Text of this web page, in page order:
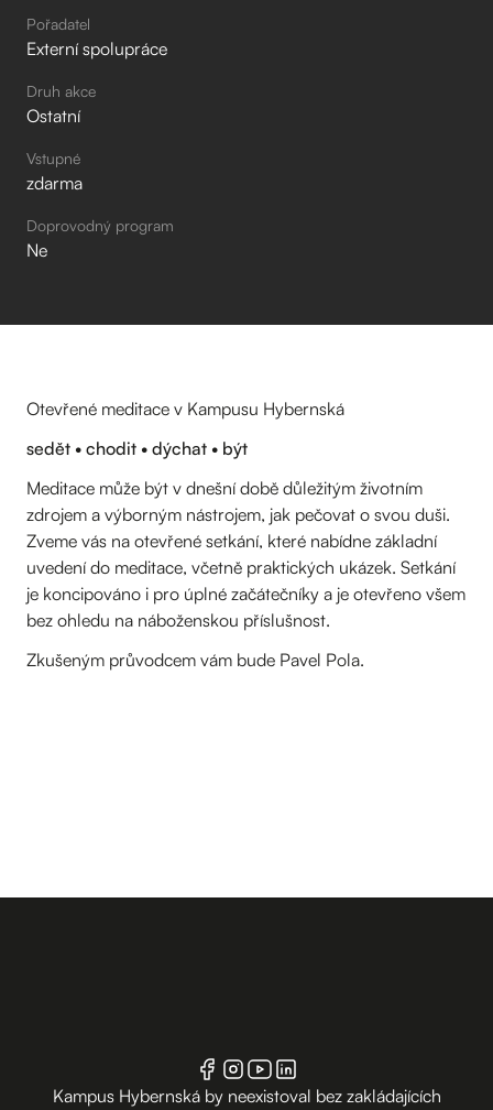
Pořadatel
Externí spolupráce
Druh akce
Ostatní
Vstupné
zdarma
Doprovodný program
Ne
Otevřené meditace v Kampusu Hybernská
sedět • chodit • dýchat • být
Meditace může být v dnešní době důležitým životním
zdrojem a výborným nástrojem, jak pečovat o svou duši.
Zveme vás na otevřené setkání, které nabídne základní
uvedení do meditace, včetně praktických ukázek. Setkání
je koncipováno i pro úplné začátečníky a je otevřeno všem
bez ohledu na náboženskou příslušnost.
Zkušeným průvodcem vám bude Pavel Pola.
Kampus Hybernská by neexistoval bez zakládajících